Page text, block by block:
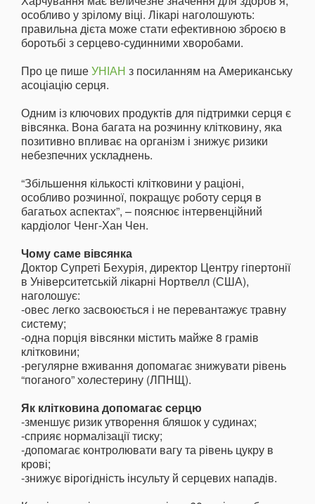
особливо у зрілому віці. Лікарі наголошують:
правильна дієта може стати ефективною зброєю в
боротьбі з серцево-судинними хворобами.
Про це пишеУНІАН з посиланням на Американську
асоціацію серця.
Одним із ключових продуктів для підтримки серця є
вівсянка. Вона багата на розчинну клітковину, яка
позитивно впливає на організм і знижує ризики
небезпечних ускладнень.
“Збільшення кількості клітковини у раціоні,
особливо розчинної, покращує роботу серця в
багатьох аспектах”, – пояснює інтервенційний
кардіолог Ченг-Хан Чен.
Чому саме вівсянка
Доктор Супреті Бехурія, директор Центру гіпертонії
в Університетській лікарні Нортвелл (США),
наголошує:
-овес легко засвоюється і не перевантажує травну
систему;
-одна порція вівсянки містить майже 8 грамів
клітковини;
-регулярне вживання допомагає знижувати рівень
“поганого” холестерину (ЛПНЩ).
Як клітковина допомагає серцю
-зменшує ризик утворення бляшок у судинах;
-сприяє нормалізації тиску;
-допомагає контролювати вагу та рівень цукру в
крові;
-знижує вірогідність інсульту й серцевих нападів.